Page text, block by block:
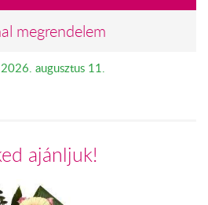
megrendelem
augusztus 11.
ajánljuk!